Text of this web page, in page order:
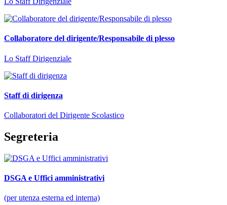
Collaboratore del dirigente/Responsabile di plesso
Lo Staff Dirigenziale
Staff di dirigenza
Collaboratori del Dirigente Scolastico
Segreteria
DSGA e Uffici amministrativi
(per utenza esterna ed interna)